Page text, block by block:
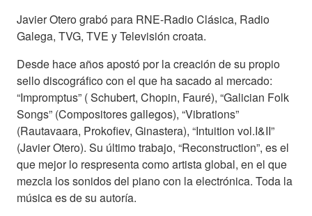
Javier Otero grabó para RNE-Radio Clásica, Radio
Galega, TVG, TVE y Televisión croata.
Desde hace años apostó por la creación de su propio
sello discográfico con el que ha sacado al mercado:
“Impromptus” ( Schubert, Chopin, Fauré), “Galician Folk
Songs” (Compositores gallegos), “Vibrations”
(Rautavaara, Prokofiev, Ginastera), “Intuition vol.I&II”
(Javier Otero). Su último trabajo, “Reconstruction”, es el
que mejor lo respresenta como artista global, en el que
mezcla los sonidos del piano con la electrónica. Toda la
música es de su autoría.